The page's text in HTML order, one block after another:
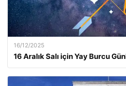
16/12/2025
16 Aralık Salı için Yay Burcu